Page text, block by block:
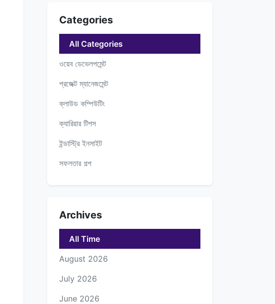
Categories
All Categories
ওয়েব ডেভেলপমেন্ট
প্রজেক্ট ম্যানেজমেন্ট
ক্লাউড কম্পিউটিং
ক্যারিয়ার টিপস
ইন্ডাস্ট্রি ইনসাইট
সফলতার গল্প
Archives
All Time
August 2026
July 2026
June 2026